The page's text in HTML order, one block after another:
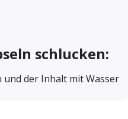
schlucken:
und der Inhalt mit Wasser